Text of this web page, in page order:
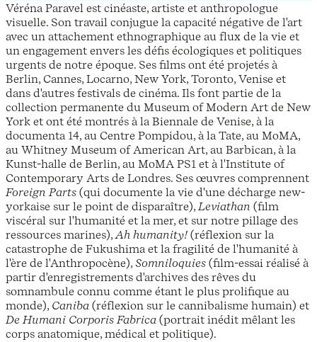
Véréna Paravel est cinéaste, artiste et anthropologue
visuelle. Son travail conjugue la capacité négative de l'art
avec un attachement ethnographique au flux de la vie et
un engagement envers les défis écologiques et politiques
urgents de notre époque. Ses films ont été projetés à
Berlin, Cannes, Locarno, New York, Toronto, Venise et
dans d'autres festivals de cinéma. Ils font partie de la
collection permanente du Museum of Modern Art de New
York et ont été montrés à la Biennale de Venise, à la
documenta 14, au Centre Pompidou, à la Tate, au MoMA,
au Whitney Museum of American Art, au Barbican, à la
Kunst-halle de Berlin, au MoMA PS1 et à l'Institute of
Contemporary Arts de Londres. Ses œuvres comprennent
Foreign Parts (qui documente la vie d'une décharge new-
yorkaise sur le point de disparaître),Leviathan (film
viscéral sur l'humanité et la mer, et sur notre pillage des
ressources marines),Ah humanity! (réflexion sur la
catastrophe de Fukushima et la fragilité de l'humanité à
l'ère de l'Anthropocène), Somniloquies (film-essai réalisé à
partir d'enregistrements d'archives des rêves du
somnambule connu comme étant le plus prolifique au
monde), Caniba (réflexion sur le cannibalisme humain) et
De Humani Corporis Fabrica (portrait inédit mêlant les
corps anatomique, médical et politique).